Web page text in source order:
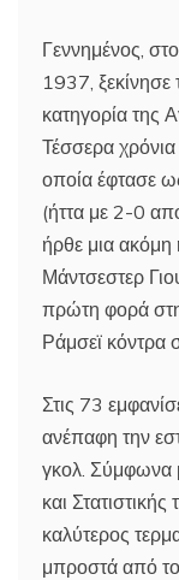
Γεννημένος,
1937, ξεκίνησε
κατηγορία της
Τέσσερα
οποία έφτασε
(ήττα με 2-0
ήρθε μια ακόμη
Μάντσεστερ
πρώτη φορά
Ράμσεϊ κόντρα
Στις 73
ανέπαφη την
γκολ. Σύμφωνα
και
καλύτερος
μπροστά από